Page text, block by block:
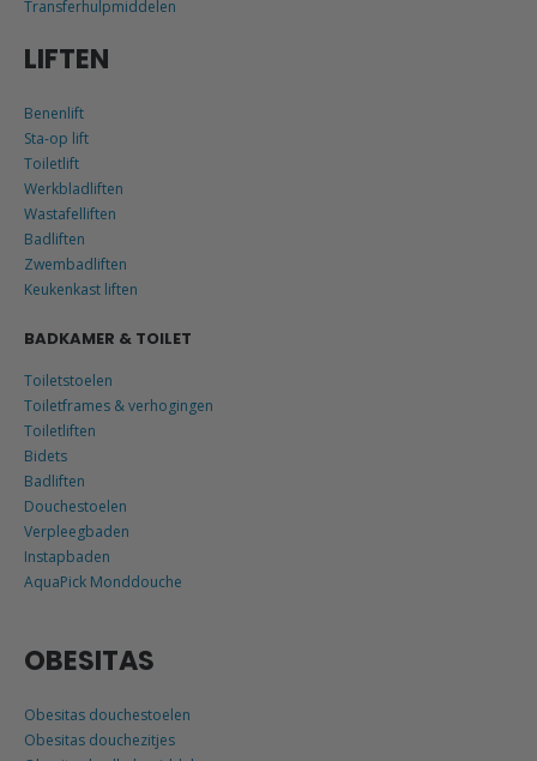
Transferhulpmiddelen
LIFTEN
Benenlift
Sta-op lift
Toiletlift
Werkbladliften
Wastafelliften
Badliften
Zwembadliften
Keukenkast liften
BADKAMER & TOILET
Toiletstoelen
Toiletframes & verhogingen
Toiletliften
Bidets
Badliften
Douchestoelen
Verpleegbaden
Instapbaden
AquaPick Monddouche
OBESITAS
Obesitas douchestoelen
Obesitas douchezitjes